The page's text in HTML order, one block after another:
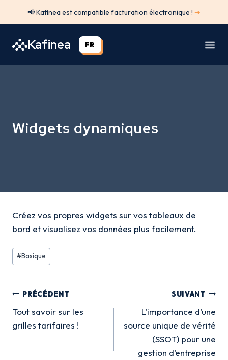
📢 Kafinea est compatible facturation électronique ! ➔
Kafinea FR
Widgets dynamiques
Créez vos propres widgets sur vos tableaux de
bord et visualisez vos données plus facilement.
Étiquettes
de
publication :
#Basique
Navigation
de
l’article
PRÉCÉDENT
Tout savoir sur les
grilles tarifaires !
SUIVANT
L’importance d’une
source unique de vérité
(SSOT) pour une
gestion d’entreprise